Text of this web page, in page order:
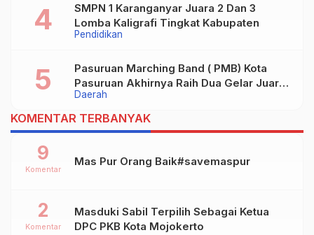
Pendidikan
SMPN 1 Karanganyar Juara 2 Dan 3
Lomba Kaligrafi Tingkat Kabupaten
Daerah
Pasuruan Marching Band ( PMB) Kota
Pasuruan Akhirnya Raih Dua Gelar Juara
Dalam Kejurprov Jatim 2024
KOMENTAR TERBANYAK
Mas Pur Orang Baik#savemaspur
9
Komentar
Masduki Sabil Terpilih Sebagai Ketua
DPC PKB Kota Mojokerto
2
Komentar